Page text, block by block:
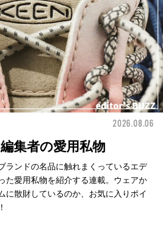
2026.08.06
集者の愛用私物
ランドの名品に触れまくっているエデ
た愛用私物を紹介する連載。ウェアか
に散財しているのか、お気に入りポイ